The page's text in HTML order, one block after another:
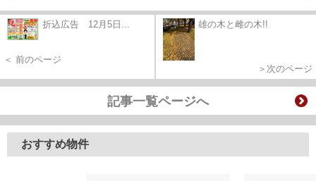
折込広告 12月5日...
＜ 前のページ
雄の木と雌の木!!
＞次のページ
記事一覧ページへ
おすすめ物件